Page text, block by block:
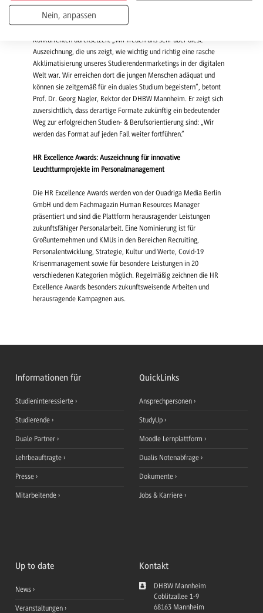
Veranstaltung. Nicht nur die junge Zielgruppe ist von dem Konzept
überzeugt, auch bei der 42-köpfigen Jury der HR Excellence Awards
Konkurrenten durchsetzen. „Wir freuen uns sehr über diese
Auszeichnung, die uns zeigt, wie wichtig und richtig eine rasche
Akklimatisierung unseres Studierendenmarketings in der digitalen
Welt war. Wir erreichen dort die jungen Menschen adäquat und
können sie zeitgemäß für ein duales Studium begeistern“, betont
Prof. Dr. Georg Nagler, Rektor der DHBW Mannheim. Er zeigt sich
zuversichtlich, dass derartige Formate zukünftig ein bedeutender
Weg zur erfolgreichen Studien- & Berufsorientierung sind: „Wir
werden das Format auf jeden Fall weiter fortführen.“
HR Excellence Awards: Auszeichnung für innovative
Leuchtturmprojekte im Personalmanagement
Die HR Excellence Awards werden von der Quadriga Media Berlin
GmbH und dem Fachmagazin Human Resources Manager
präsentiert und sind die Plattform herausragender Leistungen
zukunftsfähiger Personalarbeit. Eine Nominierung ist für
Großunternehmen und KMUs in den Bereichen Recruiting,
Personalentwicklung, Strategie, Kultur und Werte, Covid-19
Krisenmanagement sowie für besondere Leistungen in 20
verschiedenen Kategorien möglich. Regelmäßig zeichnen die HR
Excellence Awards besonders zukunftsweisende Arbeiten und
herausragende Kampagnen aus.
Informationen für
Studieninteressierte
Studierende
Duale Partner
Lehrbeauftragte
Presse
Mitarbeitende
QuickLinks
Ansprechpersonen
StudyUp
Moodle Lernplattform
Dualis Notenabfrage
Dokumente
Jobs & Karriere
Up to date
News
Veranstaltungen
Kontakt
DHBW Mannheim
Coblitzallee 1-9
68163 Mannheim
Nein, anpassen